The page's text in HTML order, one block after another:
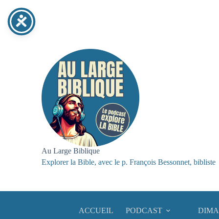
contenu
Au Large Biblique
Explorer la Bible, avec le p. François Bessonnet, bibliste
ACCUEIL PODCAST